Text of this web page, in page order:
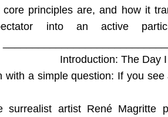
core principles are, and how it
into an active
Introduction: The Day
with a simple question: If you
surrealist artist René Magritte